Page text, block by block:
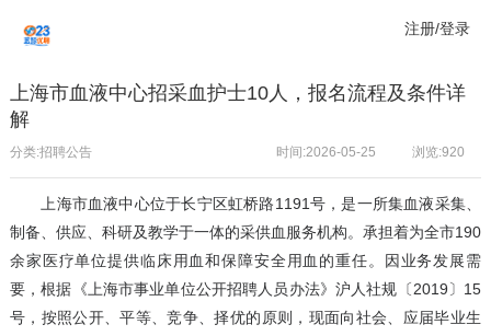
注册/登录
上海市血液中心招采血护士10人，报名流程及条件详
解
分类:招聘公告 浏览:920
时间:2026-05-25
上海市血液中心位于长宁区虹桥路1191号，是一所集血液采集、
制备、供应、科研及教学于一体的采供血服务机构。承担着为全市190
余家医疗单位提供临床用血和保障安全用血的重任。因业务发展需
要，根据《上海市事业单位公开招聘人员办法》沪人社规〔2019〕15
号，按照公开、平等、竞争、择优的原则，现面向社会、应届毕业生